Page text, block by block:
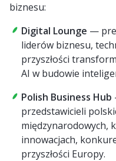
biznesu:
Digital Lounge —
liderów biznesu,
przyszłości
AI w budowie
Polish Business Hub
przedstawicieli
międzynarodowych,
innowacjach,
przyszłości Europy.